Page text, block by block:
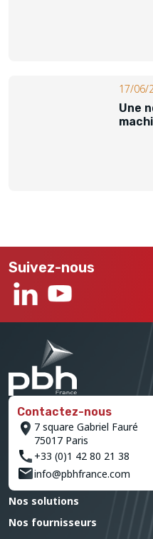
17/06/
Une
Suivez-nous
Contactez-nous
7 square Gabriel Fauré
75017 Paris
+33 (0)1 42 80 21 38
info@pbhfrance.com
Nos solutions
Nos fournisseurs